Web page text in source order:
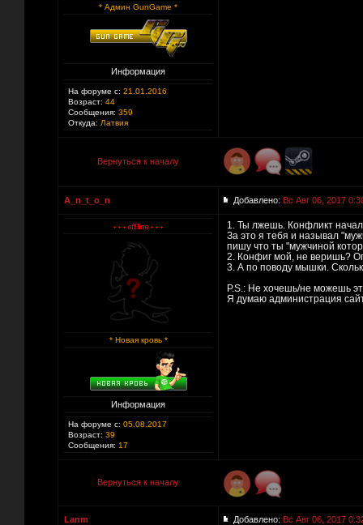
* Админ GunGame *
Информация
На форуме с: 21.01.2016
Возраст: 44
Сообщения: 359
Откуда: Латвия
Вернуться к началу
A_n_t_o_n Добавлено: Вс Авг 06, 2017
* Новая кровь *
Информация
На форуме с: 05.08.2017
Возраст: 39
Сообщения: 17
1. Ты лжешь. Конфликт
За это я тебя и называл
пишу что ты "мужчиной
2. Конфиг мой, не веришь?
3. А по поводу мышки.
P.S.: Не хочешь/не можешь
Я думаю администрация
Вернуться к началу
Lanm Добавлено: Вс Авг 06, 2017